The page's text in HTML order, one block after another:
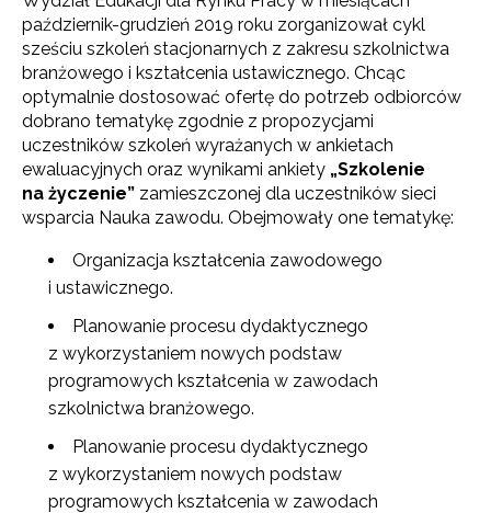
październik-grudzień 2019 roku zorganizował cykl
sześciu szkoleń stacjonarnych z zakresu szkolnictwa
branżowego i kształcenia ustawicznego. Chcąc
optymalnie dostosować ofertę do potrzeb odbiorców
dobrano tematykę zgodnie z propozycjami
uczestników szkoleń wyrażanych w ankietach
ewaluacyjnych oraz wynikami ankiety „Szkolenie
na życzenie” zamieszczonej dla uczestników sieci
wsparcia Nauka zawodu. Obejmowały one tematykę:
Organizacja kształcenia zawodowego
i ustawicznego.
Planowanie procesu dydaktycznego
z wykorzystaniem nowych podstaw
programowych kształcenia w zawodach
szkolnictwa branżowego.
Planowanie procesu dydaktycznego
z wykorzystaniem nowych podstaw
programowych kształcenia w zawodach